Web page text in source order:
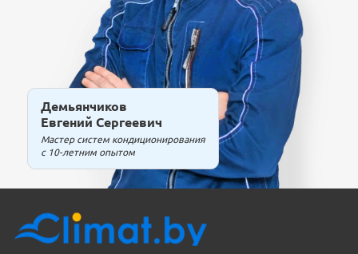
Демьянчиков
Евгений Сергеевич
Мастер систем кондиционирования
с 10-летним опытом